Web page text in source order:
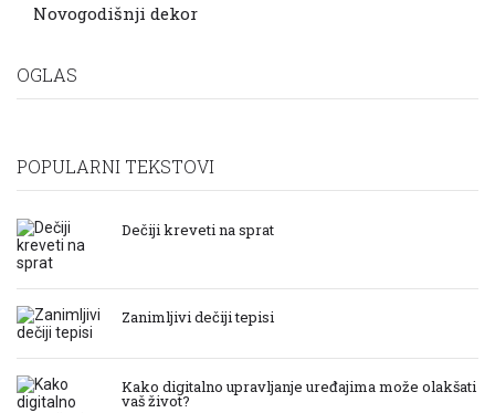
Novogodišnji dekor
OGLAS
POPULARNI TEKSTOVI
Dečiji kreveti na sprat
Zanimljivi dečiji tepisi
Kako digitalno upravljanje uređajima može olakšati
vaš život?